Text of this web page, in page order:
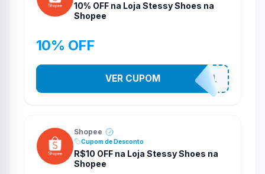
10% OFF na Loja Stessy Shoes na
Shopee
10% OFF
STES2541
VER CUPOM
Shopee
Cupom de Desconto
R$10 OFF na Loja Stessy Shoes na
Shopee